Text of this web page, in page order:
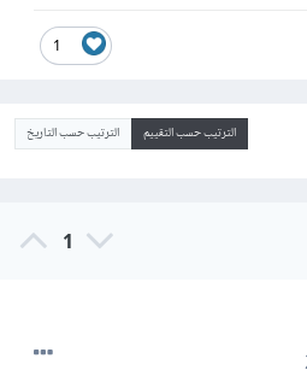
1
الترتيب حسب التقييم الترتيب حسب التاريخ
1